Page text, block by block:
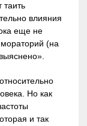
таить
влияния
еще не
(на
Но как
и так